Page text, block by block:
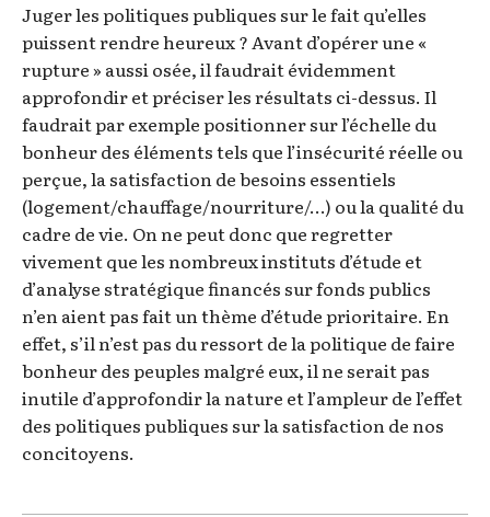
Juger les politiques publiques sur le fait qu’elles
puissent rendre heureux ? Avant d’opérer une «
rupture » aussi osée, il faudrait évidemment
approfondir et préciser les résultats ci-dessus. Il
faudrait par exemple positionner sur l’échelle du
bonheur des éléments tels que l’insécurité réelle ou
perçue, la satisfaction de besoins essentiels
(logement/chauffage/nourriture/…) ou la qualité du
cadre de vie. On ne peut donc que regretter
vivement que les nombreux instituts d’étude et
d’analyse stratégique financés sur fonds publics
n’en aient pas fait un thème d’étude prioritaire. En
effet, s’il n’est pas du ressort de la politique de faire
bonheur des peuples malgré eux, il ne serait pas
inutile d’approfondir la nature et l’ampleur de l’effet
des politiques publiques sur la satisfaction de nos
concitoyens.